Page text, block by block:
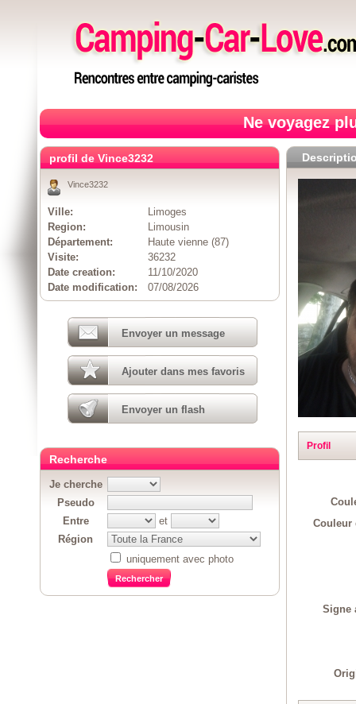
Ne voyagez
Profil
Couleur
Signe
profil de Vince3232
Vince3232
Ville:
Limoges
Region:
Limousin
Département:
Haute vienne (87)
Visite:
36232
Date creation:
11/10/2020
Date modification:
07/08/2026
Envoyer un message
Ajouter dans mes favoris
Envoyer un flash
Recherche
Je cherche
Pseudo
Entre
et
Région
uniquement avec photo